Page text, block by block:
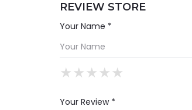
REVIEW STORE
Your Name *
★
★★
★★★
★★★★
★★★★★
Your Review *